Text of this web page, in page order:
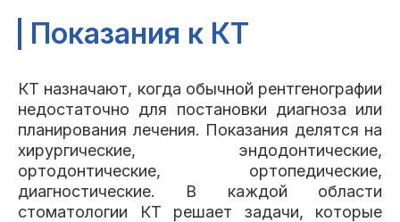
Показания к КТ
КТ назначают, когда обычной рентгенографии
недостаточно для постановки диагноза или
планирования лечения. Показания делятся на
хирургические, эндодонтические,
ортодонтические, ортопедические,
диагностические. В каждой области
стоматологии КТ решает задачи, которые